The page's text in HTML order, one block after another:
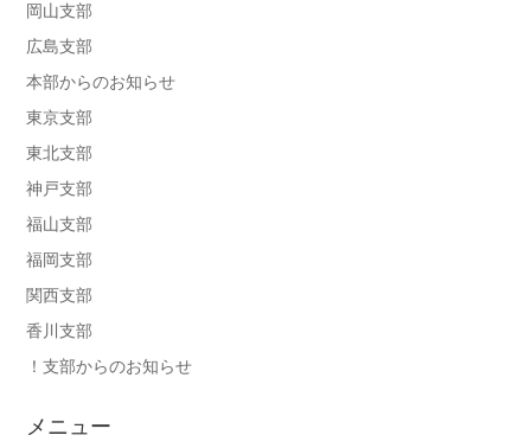
岡山支部
広島支部
本部からのお知らせ
東京支部
東北支部
神戸支部
福山支部
福岡支部
関西支部
香川支部
！支部からのお知らせ
メニュー